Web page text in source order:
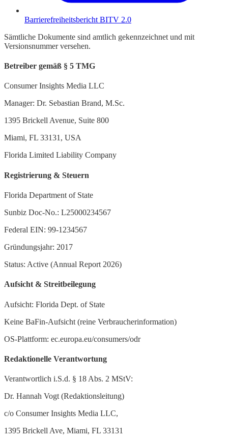
Barrierefreiheitsbericht BITV 2.0
Sämtliche Dokumente sind amtlich gekennzeichnet und mit
Versionsnummer versehen.
Betreiber gemäß § 5 TMG
Consumer Insights Media LLC
Manager: Dr. Sebastian Brand, M.Sc.
1395 Brickell Avenue, Suite 800
Miami, FL 33131, USA
Florida Limited Liability Company
Registrierung & Steuern
Florida Department of State
Sunbiz Doc-No.: L25000234567
Federal EIN: 99-1234567
Gründungsjahr: 2017
Status: Active (Annual Report 2026)
Aufsicht & Streitbeilegung
Aufsicht: Florida Dept. of State
Keine BaFin-Aufsicht (reine Verbraucherinformation)
OS-Plattform: ec.europa.eu/consumers/odr
Redaktionelle Verantwortung
Verantwortlich i.S.d. § 18 Abs. 2 MStV:
Dr. Hannah Vogt (Redaktionsleitung)
c/o Consumer Insights Media LLC,
1395 Brickell Ave, Miami, FL 33131